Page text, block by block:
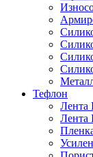
Тефлон
Лента
Лента